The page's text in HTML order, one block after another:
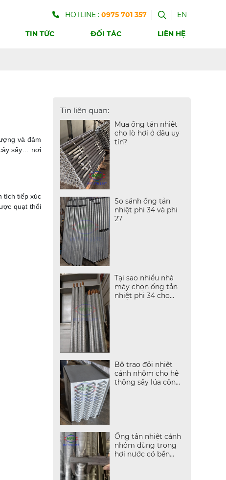
HOTLINE : 0975 701 357 EN
TIN TỨC ĐỐI TÁC LIÊN HỆ
và đảm
sấy… nơi
tích tiếp xúc
quạt thổi
Tin liên quan:
Mua ống tản nhiệt
cho lò hơi ở đâu uy
tín?
So sánh ống tản
nhiệt phi 34 và phi
27
Tại sao nhiều nhà
máy chọn ống tản
nhiệt phi 34 cho
Bộ trao đổi nhiệt
cánh nhôm cho hệ
thống sấy lúa công
Ống tản nhiệt cánh
nhôm dùng trong
hơi nước có bền